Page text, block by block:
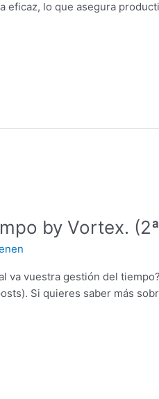
lo que asegura
by Vortex.
va vuestra gestión del
Si quieres saber más